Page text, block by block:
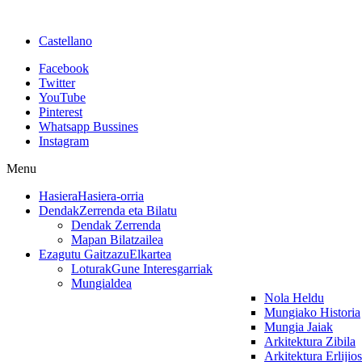
Castellano
Facebook
Twitter
YouTube
Pinterest
Whatsapp Bussines
Instagram
Menu
HasieraHasiera-orria
DendakZerrenda eta Bilatu
Dendak Zerrenda
Mapan Bilatzailea
Ezagutu GaitzazuElkartea
LoturakGune Interesgarriak
Mungialdea
Nola Heldu
Mungiako Historia
Mungia Jaiak
Arkitektura Zibila
Arkitektura